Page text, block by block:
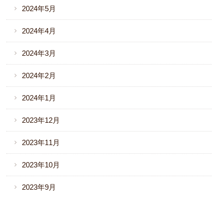
2024年5月
2024年4月
2024年3月
2024年2月
2024年1月
2023年12月
2023年11月
2023年10月
2023年9月